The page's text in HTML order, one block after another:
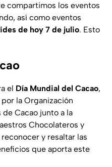
compartimos los eventos
así como eventos
de hoy 7 de julio. Esto
el Día Mundial del Cacao,
la Organización
Cacao junto a la
Chocolateros y
y resaltar las
que aporta este